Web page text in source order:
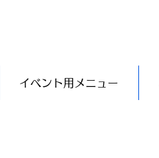
イベント用メニュー